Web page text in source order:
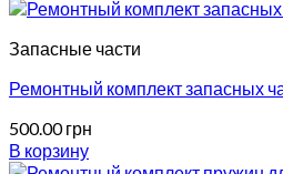
Запасные части
Ремонтный комплект запасных
500.00грн
В корзину